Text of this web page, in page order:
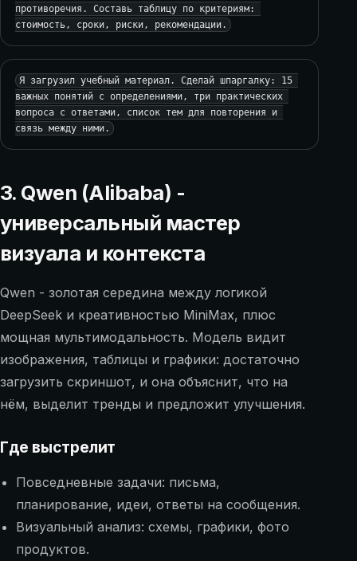
противоречия. Составь таблицу по критериям:
стоимость, сроки, риски, рекомендации.
Я загрузил учебный материал. Сделай шпаргалку: 15
важных понятий с определениями, три практических
вопроса с ответами, список тем для повторения и
связь между ними.
3. Qwen (Alibaba) -
универсальный мастер
визуала и контекста
Qwen - золотая середина между логикой
DeepSeek и креативностью MiniMax, плюс
мощная мультимодальность. Модель видит
изображения, таблицы и графики: достаточно
загрузить скриншот, и она объяснит, что на
нём, выделит тренды и предложит улучшения.
Где выстрелит
Повседневные задачи: письма,
планирование, идеи, ответы на сообщения.
Визуальный анализ: схемы, графики, фото
продуктов.